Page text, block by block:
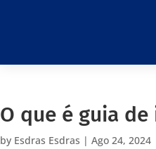
O que é guia
by Esdras Esdras | Ago 24, 2024